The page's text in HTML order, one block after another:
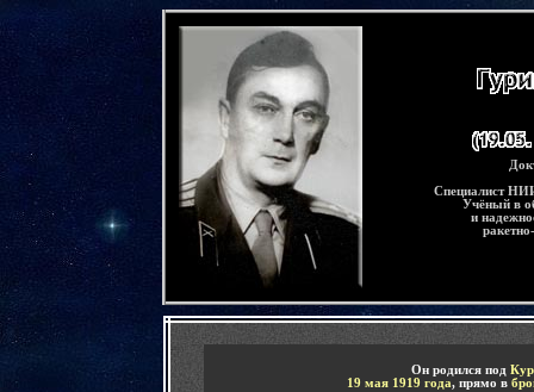
Специалист
Учёный в
и
Он родился под
19 мая 1919 года, прямо в